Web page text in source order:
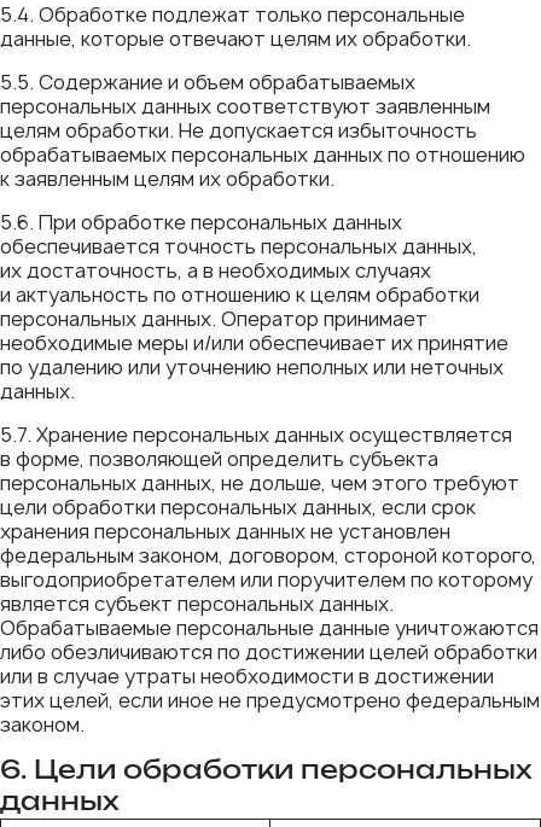
5.4. Обработке подлежат только персональные
данные, которые отвечают целям их обработки.
5.5. Содержание и объем обрабатываемых
персональных данных соответствуют заявленным
целям обработки. Не допускается избыточность
обрабатываемых персональных данных по отношению
к заявленным целям их обработки.
5.6. При обработке персональных данных
обеспечивается точность персональных данных,
их достаточность, а в необходимых случаях
и актуальность по отношению к целям обработки
персональных данных. Оператор принимает
необходимые меры и/или обеспечивает их принятие
по удалению или уточнению неполных или неточных
данных.
5.7. Хранение персональных данных осуществляется
в форме, позволяющей определить субъекта
персональных данных, не дольше, чем этого требуют
цели обработки персональных данных, если срок
хранения персональных данных не установлен
федеральным законом, договором, стороной которого,
выгодоприобретателем или поручителем по которому
является субъект персональных данных.
Обрабатываемые персональные данные уничтожаются
либо обезличиваются по достижении целей обработки
или в случае утраты необходимости в достижении
этих целей, если иное не предусмотрено федеральным
законом.
6. Цели обработки персональных
данных